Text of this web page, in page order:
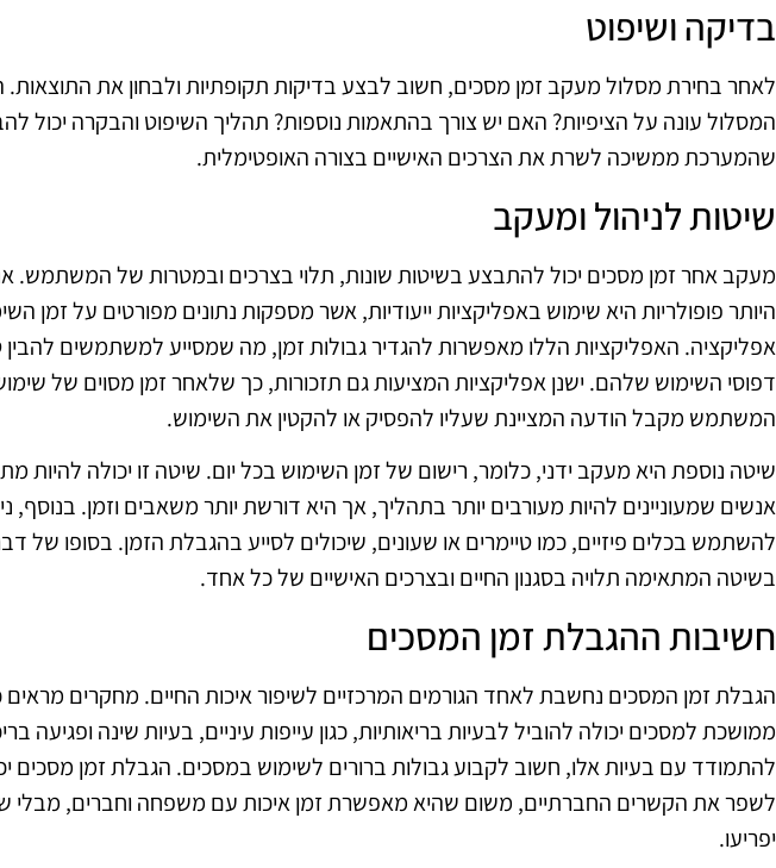
בדיקה ושיפוט
לאחר בחירת מסלול מעקב זמן מסכים, חשוב לבצע בדיקות תקופתיות ולבחון את
המסלול עונה על הציפיות? האם יש צורך בהתאמות נוספות? תהליך השיפוט והבקרה יכול
שהמערכת ממשיכה לשרת את הצרכים האישיים בצורה האופטימלית.
שיטות לניהול ומעקב
מעקב אחר זמן מסכים יכול להתבצע בשיטות שונות, תלוי בצרכים ובמטרות של המשתמש.
היותר פופולריות היא שימוש באפליקציות ייעודיות, אשר מספקות נתונים מפורטים על זמן
אפליקציה. האפליקציות הללו מאפשרות להגדיר גבולות זמן, מה שמסייע למשתמשים להבין
דפוסי השימוש שלהם. ישנן אפליקציות המציעות גם תזכורות, כך שלאחר זמן מסוים של
המשתמש מקבל הודעה המציינת שעליו להפסיק או להקטין את השימוש.
שיטה נוספת היא מעקב ידני, כלומר, רישום של זמן השימוש בכל יום. שיטה זו יכולה להיות
אנשים שמעוניינים להיות מעורבים יותר בתהליך, אך היא דורשת יותר משאבים וזמן. בנוסף,
להשתמש בכלים פיזיים, כמו טיימרים או שעונים, שיכולים לסייע בהגבלת הזמן. בסופו של
בשיטה המתאימה תלויה בסגנון החיים ובצרכים האישיים של כל אחד.
חשיבות ההגבלת זמן המסכים
הגבלת זמן המסכים נחשבת לאחד הגורמים המרכזיים לשיפור איכות החיים. מחקרים מראים
ממושכת למסכים יכולה להוביל לבעיות בריאותיות, כגון עייפות עיניים, בעיות שינה ופגיעה
להתמודד עם בעיות אלו, חשוב לקבוע גבולות ברורים לשימוש במסכים. הגבלת זמן מסכים
לשפר את הקשרים החברתיים, משום שהיא מאפשרת זמן איכות עם משפחה וחברים, מבלי
יפריעו.